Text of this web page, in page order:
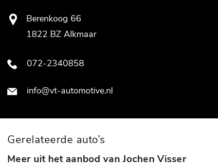
Berenkoog 66
1822 BZ Alkmaar
072-2340858
info@vt-automotive.nl
Gerelateerde auto’s
Meer uit het aanbod van Jochen Visser